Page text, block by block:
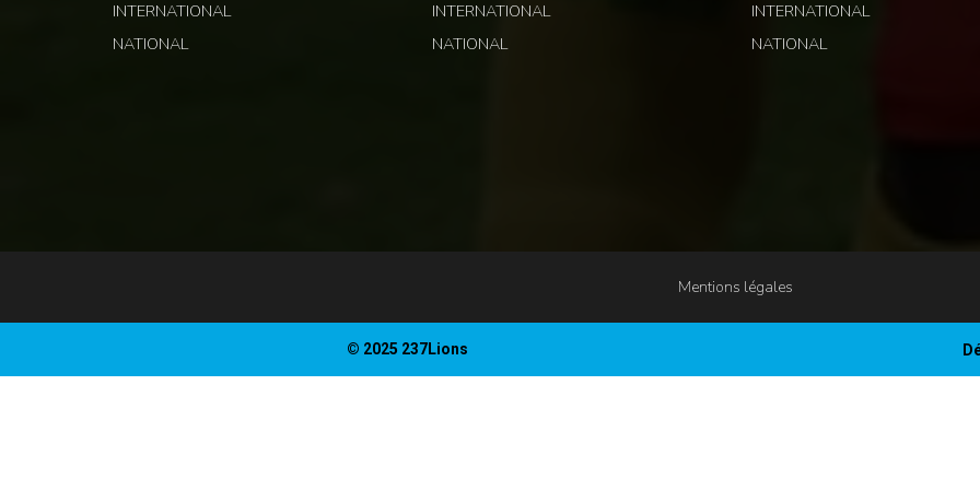
INTERNATIONAL
NATIONAL
INTERNATIONAL
NATIONAL
INTERNATIONAL
NATIONAL
Mentions légales
© 2025 237Lions